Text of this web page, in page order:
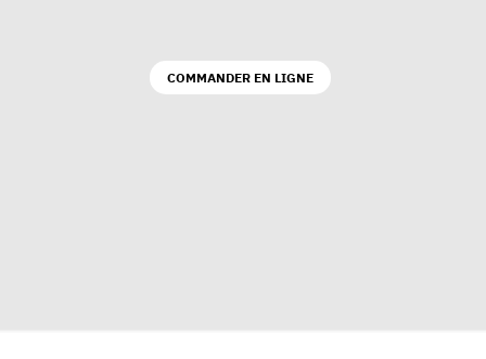
COMMANDER EN LIGNE